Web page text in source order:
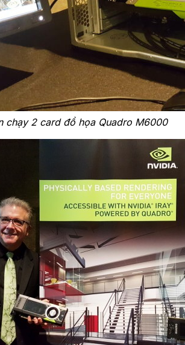
chạy 2 card đồ họa Quadro M6000